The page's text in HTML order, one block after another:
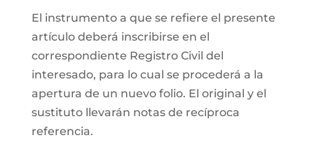
El instrumento a que se refiere el presente
artículo deberá inscribirse en el
correspondiente Registro Civil del
interesado, para lo cual se procederá a la
apertura de un nuevo folio. El original y el
sustituto llevarán notas de recíproca
referencia.